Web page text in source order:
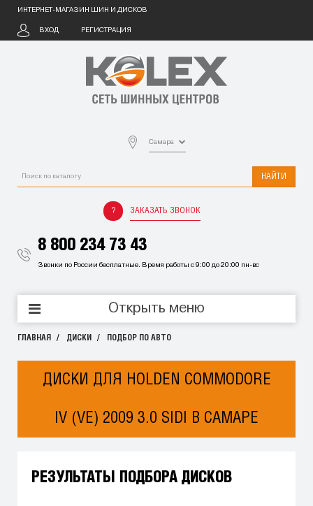
ИНТЕРНЕТ-МАГАЗИН ШИН И ДИСКОВ
ВХОД РЕГИСТРАЦИЯ
Самара
НАЙТИ
ЗАКАЗАТЬ ЗВОНОК
8 800 234 73 43
Звонки по России бесплатные. Время работы с 9:00 до 20:00 пн-вс
Открыть меню
ГЛАВНАЯ ДИСКИ ПОДБОР ПО АВТО
ДИСКИ ДЛЯ HOLDEN COMMODORE
IV (VE) 2009 3.0 SIDI В САМАРЕ
РЕЗУЛЬТАТЫ ПОДБОРА ДИСКОВ